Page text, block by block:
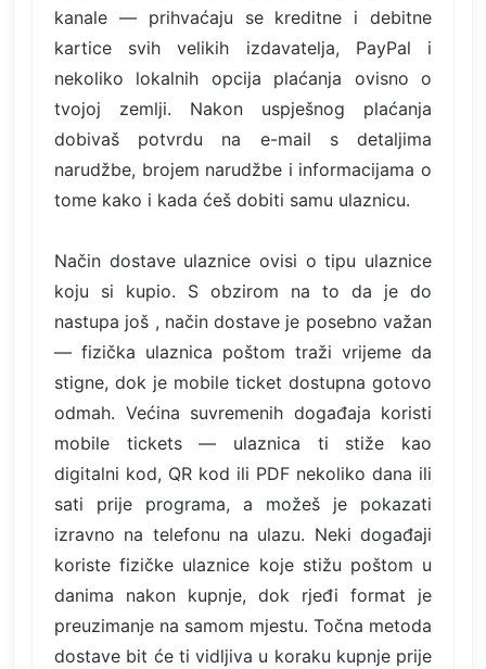
kanale — prihvaćaju se kreditne i debitne
kartice svih velikih izdavatelja, PayPal i
nekoliko lokalnih opcija plaćanja ovisno o
tvojoj zemlji. Nakon uspješnog plaćanja
dobivaš potvrdu na e-mail s detaljima
narudžbe, brojem narudžbe i informacijama o
tome kako i kada ćeš dobiti samu ulaznicu.
Način dostave ulaznice ovisi o tipu ulaznice
koju si kupio. S obzirom na to da je do
nastupa još , način dostave je posebno važan
— fizička ulaznica poštom traži vrijeme da
stigne, dok je mobile ticket dostupna gotovo
odmah. Većina suvremenih događaja koristi
mobile tickets — ulaznica ti stiže kao
digitalni kod, QR kod ili PDF nekoliko dana ili
sati prije programa, a možeš je pokazati
izravno na telefonu na ulazu. Neki događaji
koriste fizičke ulaznice koje stižu poštom u
danima nakon kupnje, dok rjeđi format je
preuzimanje na samom mjestu. Točna metoda
dostave bit će ti vidljiva u koraku kupnje prije